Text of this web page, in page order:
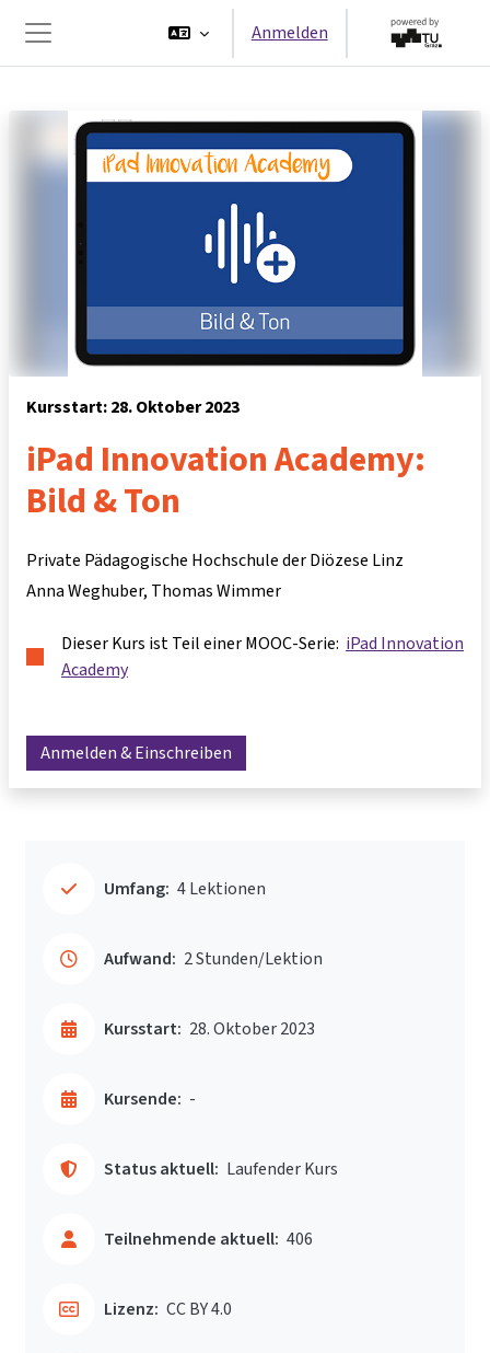
Website-Übersicht
Anmelden
Kursstart: 28. Oktober 2023
iPad Innovation Academy:
Bild & Ton
Private Pädagogische Hochschule der Diözese Linz
Anna Weghuber Thomas Wimmer
Dieser Kurs ist Teil einer MOOC-Serie: iPad Innovation
Academy
Anmelden & Einschreiben
Umfang: 4 Lektionen
Aufwand: 2 Stunden/Lektion
Kursstart: 28. Oktober 2023
Kursende: -
Status aktuell: Laufender Kurs
Teilnehmende aktuell: 406
Lizenz: CC BY 4.0